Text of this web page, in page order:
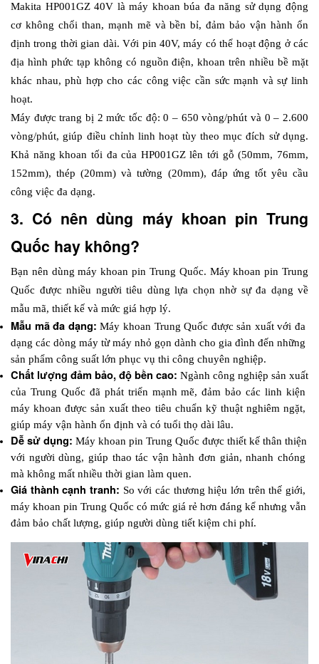
Makita HP001GZ 40V là máy khoan búa đa năng sử dụng động
cơ không chổi than, mạnh mẽ và bền bỉ, đảm bảo vận hành ổn
định trong thời gian dài. Với pin 40V, máy có thể hoạt động ở các
địa hình phức tạp không có nguồn điện, khoan trên nhiều bề mặt
khác nhau, phù hợp cho các công việc cần sức mạnh và sự linh
hoạt.
Máy được trang bị 2 mức tốc độ: 0 – 650 vòng/phút và 0 – 2.600
vòng/phút, giúp điều chỉnh linh hoạt tùy theo mục đích sử dụng.
Khả năng khoan tối đa của HP001GZ lên tới gỗ (50mm, 76mm,
152mm), thép (20mm) và tường (20mm), đáp ứng tốt yêu cầu
công việc đa dạng.
3. Có nên dùng máy khoan pin Trung
Quốc hay không?
Bạn nên dùng máy khoan pin Trung Quốc. Máy khoan pin Trung
Quốc được nhiều người tiêu dùng lựa chọn nhờ sự đa dạng về
mẫu mã, thiết kế và mức giá hợp lý.
Mẫu mã đa dạng: Máy khoan Trung Quốc được sản xuất với đa
dạng các dòng máy từ máy nhỏ gọn dành cho gia đình đến những
sản phẩm công suất lớn phục vụ thi công chuyên nghiệp.
Chất lượng đảm bảo, độ bền cao: Ngành công nghiệp sản xuất
của Trung Quốc đã phát triển mạnh mẽ, đảm bảo các linh kiện
máy khoan được sản xuất theo tiêu chuẩn kỹ thuật nghiêm ngặt,
giúp máy vận hành ổn định và có tuổi thọ dài lâu.
Dễ sử dụng: Máy khoan pin Trung Quốc được thiết kế thân thiện
với người dùng, giúp thao tác vận hành đơn giản, nhanh chóng
mà không mất nhiều thời gian làm quen.
Giá thành cạnh tranh: So với các thương hiệu lớn trên thế giới,
máy khoan pin Trung Quốc có mức giá rẻ hơn đáng kể nhưng vẫn
đảm bảo chất lượng, giúp người dùng tiết kiệm chi phí.